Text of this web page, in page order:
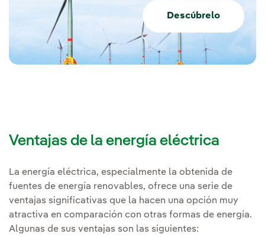
Descúbrelo
Ventajas de la energía eléctrica
La energía eléctrica, especialmente la obtenida de
fuentes de energía renovables, ofrece una serie de
ventajas significativas que la hacen una opción muy
atractiva en comparación con otras formas de energía.
Algunas de sus ventajas son las siguientes: